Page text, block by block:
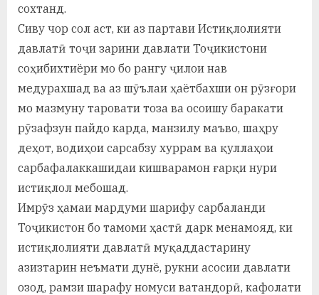
сохтанд.
Сиву чор сол аст, ки аз партави Истиқлолияти
давлатӣ тоҷи зарини давлати Тоҷикистони
соҳибихтиёри мо бо рангу ҷилои нав
медурахшад ва аз шӯълаи ҳаётбахши он рӯзғори
мо мазмуну таровати тоза ва осоишу баракати
рӯзафзун пайдо карда, манзилу маъво, шаҳру
деҳот, водиҳои сарсабзу хуррам ва қуллаҳои
сарбафалаккашидаи кишварамон ғарқи нури
истиқлол мебошад.
Имрӯз ҳамаи мардуми шарифу сарбаланди
Тоҷикистон бо тамоми ҳастӣ дарк менамояд, ки
истиқлолияти давлатӣ муқаддастарину
азизтарин неъмати дунё, рукни асосии давлати
озод, рамзи шарафу номуси ватандорӣ, кафолати